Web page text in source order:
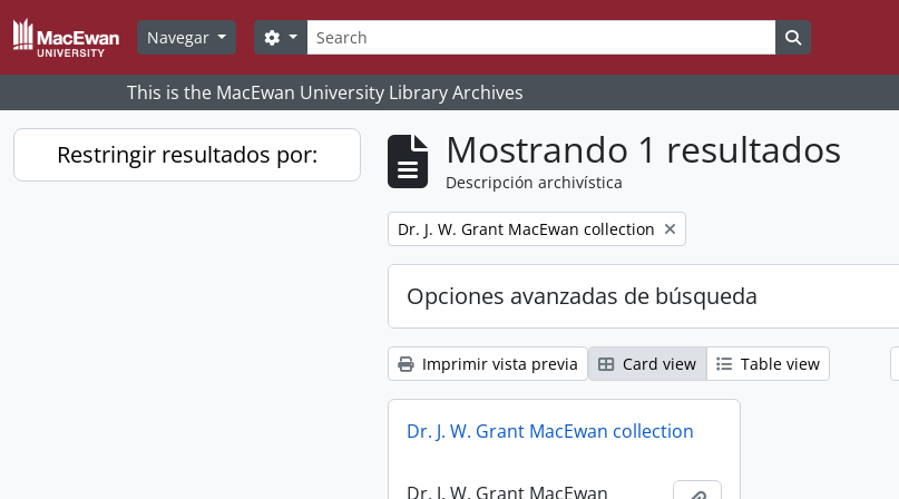
Skip to main content
Navegar
Búsqueda
Search options
This is the MacEwan University Library Archives
Restringir resultados por: Mostrando 1 resultados
Descripción archivística
Remove filter:
Dr. J. W. Grant MacEwan collection
Opciones avanzadas de búsqueda
Imprimir vista previa Card view Table view
Dr. J. W. Grant MacEwan collection
Dr. J. W. Grant MacEwan